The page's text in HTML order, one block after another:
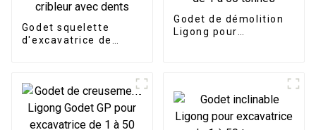
Godet squelette
d'excavatrice de
Godet de démolition
Ligong pour